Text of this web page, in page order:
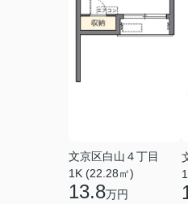
文京区白山４丁目
1K (22.28㎡)
13.8万円